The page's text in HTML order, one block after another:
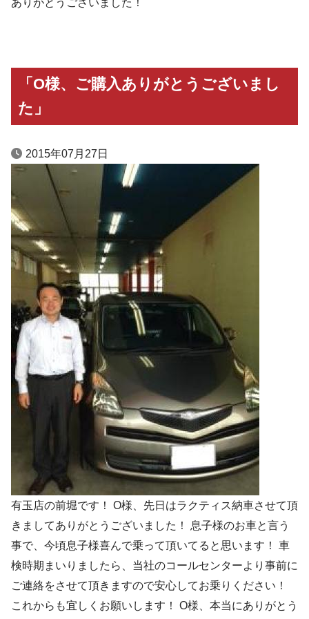
「O様、ご購入ありがとうございまし
た」
2015年07月27日
有玉店の前堀です！ O様、先日はラクティス納車させて頂
きましてありがとうございました！ 息子様のお車と言う
事で、今頃息子様喜んで乗って頂いてると思います！ 車
検時期まいりましたら、当社のコールセンターより事前に
ご連絡をさせて頂きますので安心してお乗りください！
これからも宜しくお願いします！ O様、本当にありがとう